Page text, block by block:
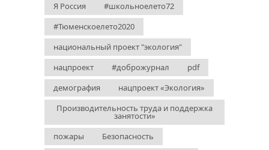
Я Россия
#школьноелето72
#Тюменскоелето2020
национальный проект "экология"
нацпроект
#доброжурнал
pdf
демография
нацпроект «Экология»
Производительность труда и поддержка
занятости»
пожары
Безопасность